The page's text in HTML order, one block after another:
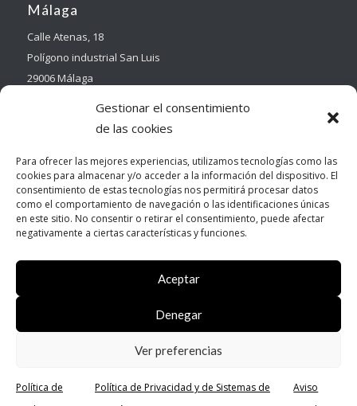
Gestionar el consentimiento
de las cookies
Para ofrecer las mejores experiencias, utilizamos tecnologías como las
cookies para almacenar y/o acceder a la información del dispositivo. El
consentimiento de estas tecnologías nos permitirá procesar datos
como el comportamiento de navegación o las identificaciones únicas
en este sitio. No consentir o retirar el consentimiento, puede afectar
negativamente a ciertas características y funciones.
Aceptar
Denegar
Ver preferencias
Política de
Política de Privacidad y de Sistemas de
Aviso
Málaga
Calle Atenas, 18
Polígono industrial San Luis
29006 Málaga
Contacto
Tel:950 14 25 24
Email:info@electricidadmoya.com
© Copyright - Moya Innovación y Energía | Designed by